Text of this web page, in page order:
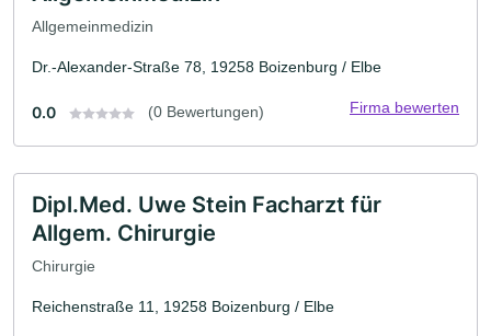
Allgemeinmedizin
Dr.-Alexander-Straße 78, 19258 Boizenburg / Elbe
0.0 (0 Bewertungen) Firma bewerten
Dipl.Med. Uwe Stein Facharzt für
Allgem. Chirurgie
Chirurgie
Reichenstraße 11, 19258 Boizenburg / Elbe